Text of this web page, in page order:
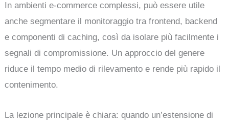
In ambienti e-commerce complessi, può essere utile
anche segmentare il monitoraggio tra frontend, backend
e componenti di caching, così da isolare più facilmente i
segnali di compromissione. Un approccio del genere
riduce il tempo medio di rilevamento e rende più rapido il
contenimento.
La lezione principale è chiara: quando un’estensione di